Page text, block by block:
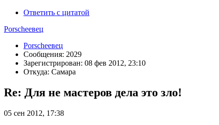
Ответить с цитатой
Porscheeвец
Porscheeвец
Сообщения: 2029
Зарегистрирован: 08 фев 2012, 23:10
Откуда: Самара
Re: Для не мастеров дела это зло!
05 сен 2012, 17:38